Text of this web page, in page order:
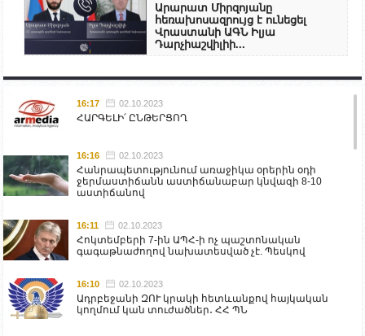
Արարատ Միրզոյանը
հեռախոսազրույց է ունեցել
Վրաստանի ԱԳՆ Իլյա
Դարչիաշվիլիի...
16:17 02.10.2023
ՀԱՐԳԵԼԻ՛ ԸՆԹԵՐՑՈՂ
16:16 02.10.2023
Հանրապետությունում առաջիկա օրերին օդի
ջերմաստիճանն աստիճանաբար կնվազի 8-10
աստիճանով
16:11 02.10.2023
Հոկտեմբերի 7-ին ԱՊՀ-ի ոչ պաշտոնական
գագաթնաժողով նախատեսված չէ. Պեսկով
16:10 02.10.2023
Ադրբեջանի ԶՈՒ կրակի հետևանքով հայկական
կողմում կան տուժածներ․ ՀՀ ՊՆ